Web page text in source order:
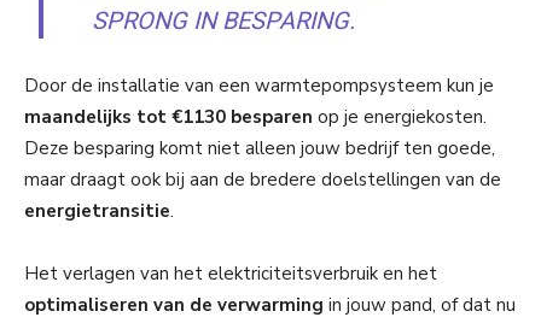
SPRONG IN BESPARING.
Door de installatie van een warmtepompsysteem kun je
maandelijks tot €1130 besparen op je energiekosten.
Deze besparing komt niet alleen jouw bedrijf ten goede,
maar draagt ook bij aan de bredere doelstellingen van de
energietransitie.
Het verlagen van het elektriciteitsverbruik en het
optimaliseren van de verwarming in jouw pand, of dat nu